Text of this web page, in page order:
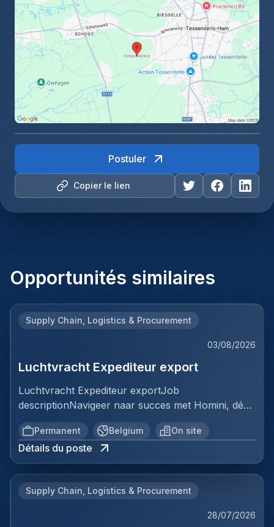
Copier le lien
Postuler
Opportunités similaires
Supply Chain, Logistics & Procurement
03/08/2026
Luchtvracht Expediteur export
Luchtvracht Expediteur exportJob
descriptionNavigeer naar succes met Homini, dé
brug tussen talent en uitmuntende opportuniteiten
binnen de arbeidsmarkt. Als voorloper in
wervingsdiensten, matchen we toptalent met
topbedrijven in diverse sectoren. Met onze
relaties en succesvolle plaatsingen. Bij Homini staat
keer op keer.Voor ons team logistiek & distributie
Permanent Belgium On site
Détails du poste
Supply Chain, Logistics & Procurement
28/07/2026